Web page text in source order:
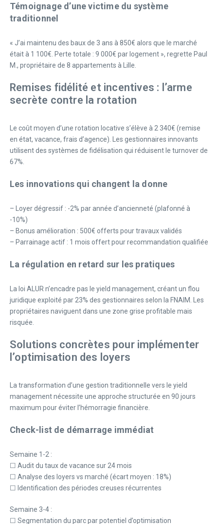
Témoignage d’une victime du système
traditionnel
« J’ai maintenu des baux de 3 ans à 850€ alors que le marché
était à 1 100€. Perte totale : 9 000€ par logement », regrette Paul
M., propriétaire de 8 appartements à Lille.
Remises fidélité et incentives : l’arme
secrète contre la rotation
Le coût moyen d’une rotation locative s’élève à 2 340€ (remise
en état, vacance, frais d’agence). Les gestionnaires innovants
utilisent des systèmes de fidélisation qui réduisent le turnover de
67%.
Les innovations qui changent la donne
– Loyer dégressif : -2% par année d’ancienneté (plafonné à
-10%)
– Bonus amélioration : 500€ offerts pour travaux validés
– Parrainage actif : 1 mois offert pour recommandation qualifiée
La régulation en retard sur les pratiques
La loi ALUR n’encadre pas le yield management, créant un flou
juridique exploité par 23% des gestionnaires selon la FNAIM. Les
propriétaires naviguent dans une zone grise profitable mais
risquée.
Solutions concrètes pour implémenter
l’optimisation des loyers
La transformation d’une gestion traditionnelle vers le yield
management nécessite une approche structurée en 90 jours
maximum pour éviter l’hémorragie financière.
Check-list de démarrage immédiat
Semaine 1-2 :
☐ Audit du taux de vacance sur 24 mois
☐ Analyse des loyers vs marché (écart moyen : 18%)
☐ Identification des périodes creuses récurrentes
Semaine 3-4 :
☐ Segmentation du parc par potentiel d’optimisation